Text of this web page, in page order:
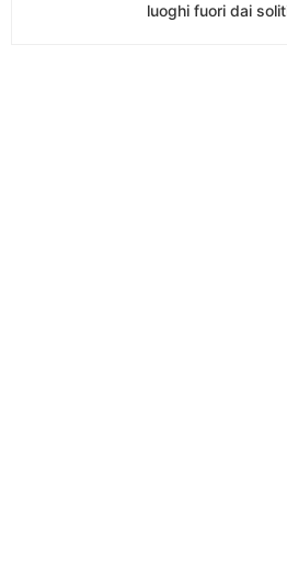
luoghi fuori dai